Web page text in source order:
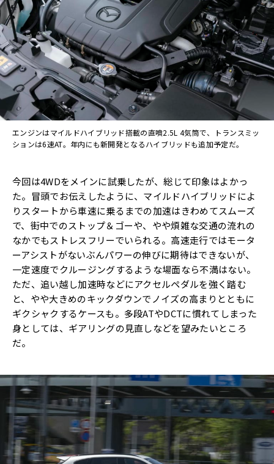
エンジンはマイルドハイブリッド搭載の直噴2.5L 4気筒で、トランスミッ
ションは6速AT。年内にも新開発となるハイブリッドも追加予定だ。
今回は4WDをメインに試乗したが、総じて印象はよかっ
た。冒頭でお伝えしたように、マイルドハイブリッドによ
りスタートから車速に乗るまでの加速はきわめてスムーズ
で、街中でのストップ＆ゴーや、やや煩雑な交通の流れの
なかでもストレスフリーでいられる。高速走行ではモータ
ーアシストがないぶんパワーの伸びに期待はできないが、
一定速度でクルージングするような場面なら不満はない。
ただ、追い越し加速時などにアクセルペダルを強く踏む
と、やや大きめのキックダウンでノイズの高まりとともに
ギクシャクするケースも。多段ATやDCTに慣れてしまった
身としては、ギアリングの見直しなどを望みたいところ
だ。